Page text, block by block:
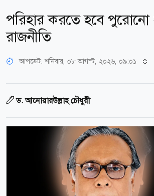
পরিহার করতে হবে পুরোনো
রাজনীতি
আপডেট: শনিবার, ০৮ আগস্ট, ২০২৬, ০৯:০১
ড. আনোয়ারউল্লাহ চৌধুরী